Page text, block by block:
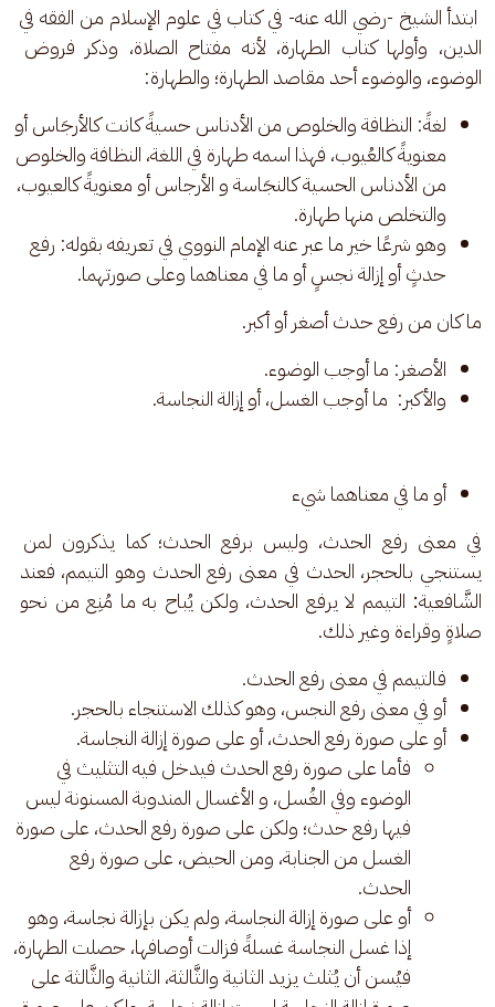
ابتدأ الشيخ -رضي الله عنه- في كتاب في علوم الإسلام من الفقه في
الدين، وأولها كتاب الطهارة، لأنه مفتاح الصلاة، وذكر فروض
الوضوء، والوضوء أحد مقاصد الطهارة؛ والطهارة:
لغةً: النظافة والخلوص من الأدناس حسيةً كانت كالأرجَاس أو
معنويةً كالعُيوب، فهذا اسمه طهارة في اللغة، النظافة والخلوص
من الأدناس الحسية كالنجَاسة و الأرجاس أو معنويةً كالعيوب،
والتخلص منها طهارة.
وهو شرعًا خير ما عبر عنه الإمام النووي في تعريفه بقوله: رفع
حدثٍ أو إزالة نجسٍ أو ما في معناهما وعلى صورتهما.
ما كان من رفع حدث أصغر أو أكبر.
الأصغر: ما أوجب الوضوء.
والأكبر: ما أوجب الغسل، أو إزالة النجاسة.
أو ما في معناهما شيء
في معنى رفع الحدث، وليس برفع الحدث؛ كما يذكرون لمن
يستنجي بالحجر، الحدث في معنى رفع الحدث وهو التيمم، فعند
الشَّافعية: التيمم لا يرفع الحدث، ولكن يُباح به ما مُنِع من نحو
صلاةٍ وقراءة وغير ذلك.
فالتيمم في معنى رفع الحدث.
أو في معنى رفع النجس، وهو كذلك الاستنجاء بالحجر.
أو على صورة رفع الحدث، أو على صورة إزالة النجاسة.
فأما على صورة رفع الحدث فيدخل فيه التثليث في
الوضوء وفي الغُسل، و الأغسال المندوبة المسنونة ليس
فيها رفع حدث؛ ولكن على صورة رفع الحدث، على صورة
الغسل من الجنابة، ومن الحيض، على صورة رفع
الحدث.
أو على صورة إزالة النجاسة، ولم يكن بإزالة نجاسة، وهو
إذا غسل النجاسة غسلةً فزالت أوصافها، حصلت الطهارة،
فيُسن أن يُثلث يزيد الثانية والثَّالثة، الثانية والثَّالثة على